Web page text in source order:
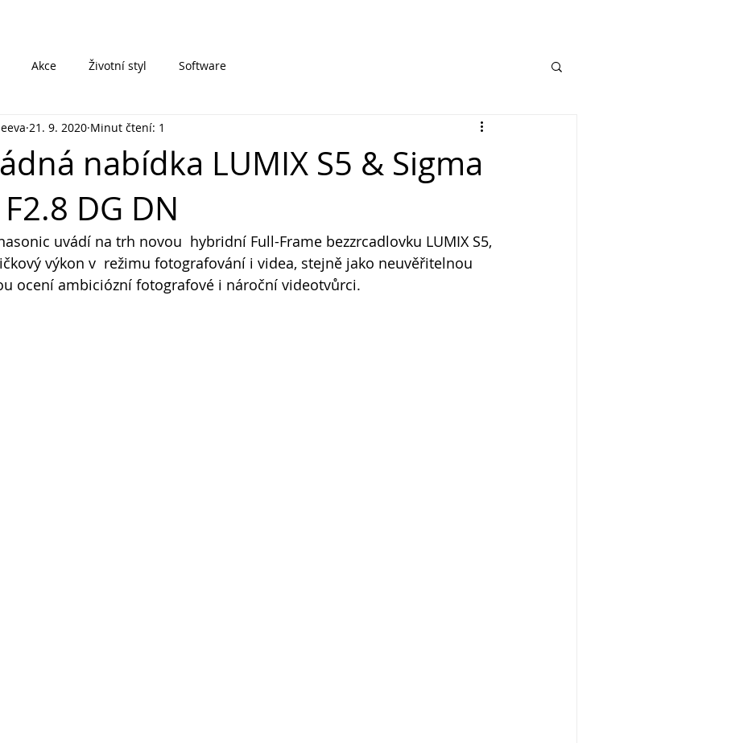
Akce Životní styl Software
nabídka LUMIX S5 & Sigma
DG DN
21. 9. 2020 Minut čtení: 1
uvádí na trh novou  hybridní Full-Frame bezzrcadlovku LUMIX S5,
výkon v  režimu fotografování i videa, stejně jako neuvěřitelnou
ocení ambiciózní fotografové i nároční videotvůrci.